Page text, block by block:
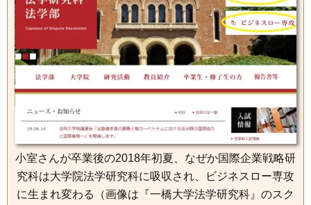
小室さんが卒業後の2018年初夏、なぜか国際企業戦略研
究科は大学院法学研究科に吸収され、ビジネスロー専攻
に生まれ変わる（画像は『一橋大学法学研究科』のスク